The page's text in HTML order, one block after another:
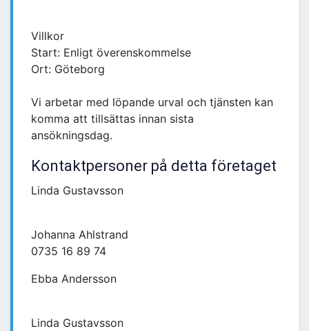
Villkor
Start: Enligt överenskommelse
Ort: Göteborg
Vi arbetar med löpande urval och tjänsten kan
komma att tillsättas innan sista
ansökningsdag.
Kontaktpersoner på detta företaget
Linda Gustavsson
Johanna Ahlstrand
0735 16 89 74
Ebba Andersson
Linda Gustavsson